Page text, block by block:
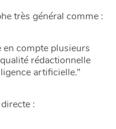
très général comme :
en compte plusieurs
rédactionnelle
artificielle.”
: